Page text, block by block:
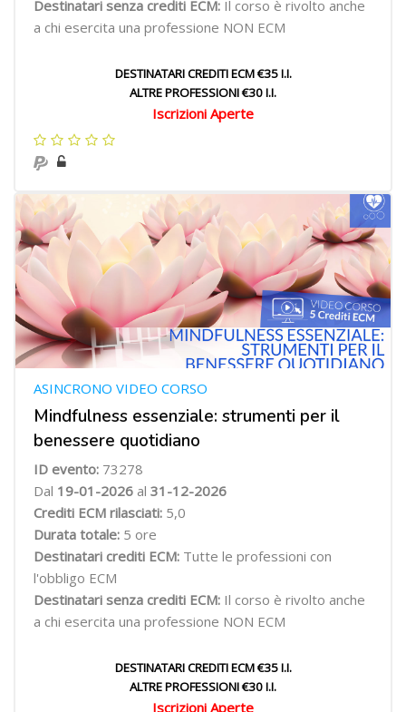
Destinatari senza crediti ECM: Il corso è rivolto anche
a chi esercita una professione NON ECM
DESTINATARI CREDITI ECM €35 I.I.
ALTRE PROFESSIONI €30 I.I.
Iscrizioni Aperte
Mindfulness essenziale: strumenti per il
benessere quotidiano
ASINCRONO VIDEO CORSO
ID evento: 73278
Dal 19-01-2026 al 31-12-2026
Crediti ECM rilasciati: 5,0
Durata totale: 5 ore
Destinatari crediti ECM: Tutte le professioni con
l'obbligo ECM
Destinatari senza crediti ECM: Il corso è rivolto anche
a chi esercita una professione NON ECM
DESTINATARI CREDITI ECM €35 I.I.
ALTRE PROFESSIONI €30 I.I.
Iscrizioni Aperte